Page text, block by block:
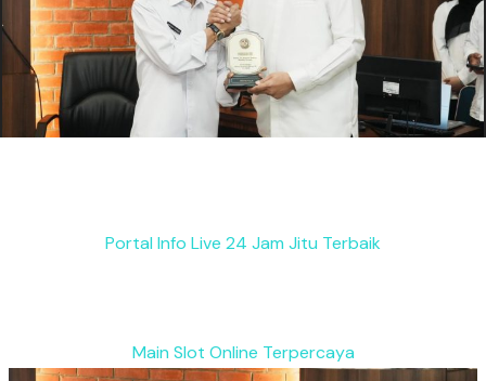
Portal Info Live 24 Jam Jitu Terbaik
Main Slot Online Terpercaya